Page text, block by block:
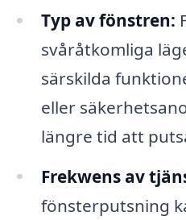
Typ av fönstren:
svåråtkomliga
särskilda
eller
längre tid att
Frekwens av
fönsterputsning